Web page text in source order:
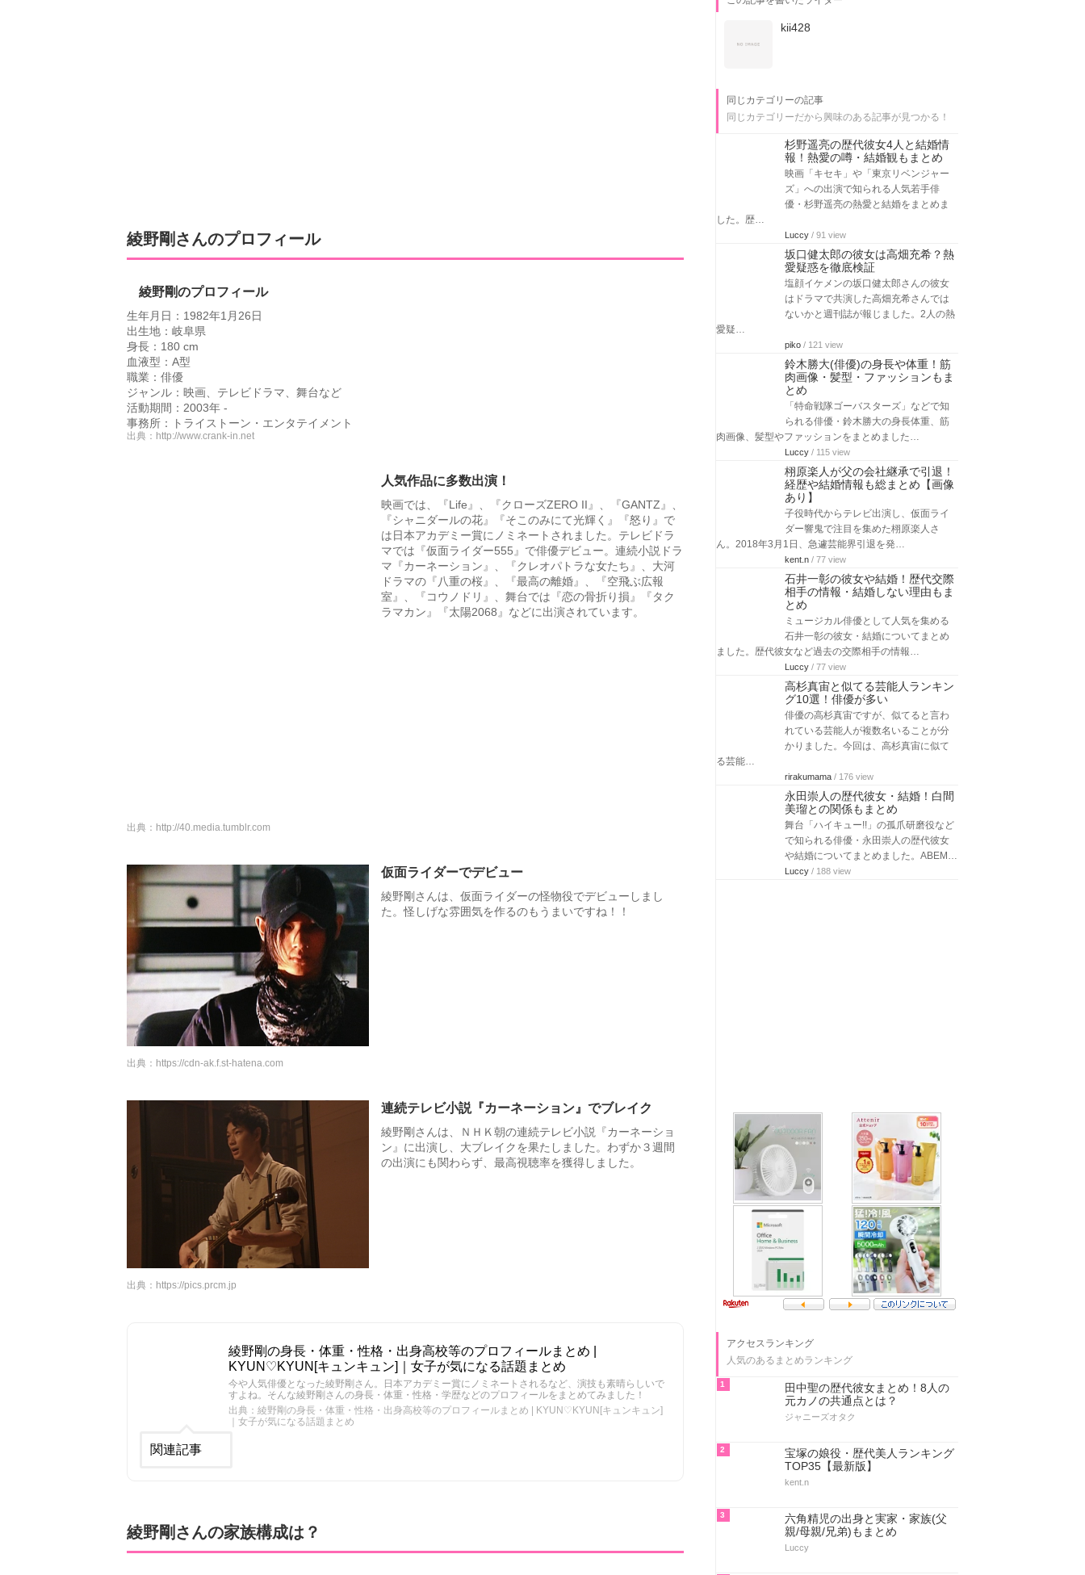
綾野剛さんのプロフィール
綾野剛のプロフィール
生年月日：1982年1月26日
出生地：岐阜県
身長：180 cm
血液型：A型
職業：俳優
ジャンル：映画、テレビドラマ、舞台など
活動期間：2003年 -
事務所：トライストーン・エンタテイメント
出典： http://www.crank-in.net
人気作品に多数出演！
映画では、『Life』、『クローズZERO II』、『GANTZ』、
『シャニダールの花』『そこのみにて光輝く』『怒り』で
は日本アカデミー賞にノミネートされました。テレビドラ
マでは『仮面ライダー555』で俳優デビュー。連続小説ドラ
マ『カーネーション』、『クレオパトラな女たち』、大河
ドラマの『八重の桜』、『最高の離婚』、『空飛ぶ広報
室』、『コウノドリ』、舞台では『恋の骨折り損』『タク
ラマカン』『太陽2068』などに出演されています。
出典： http://40.media.tumblr.com
仮面ライダーでデビュー
綾野剛さんは、仮面ライダーの怪物役でデビューしまし
た。怪しげな雰囲気を作るのもうまいですね！！
出典： https://cdn-ak.f.st-hatena.com
連続テレビ小説『カーネーション』でブレイク
綾野剛さんは、ＮＨＫ朝の連続テレビ小説『カーネーショ
ン』に出演し、大ブレイクを果たしました。わずか３週間
の出演にも関わらず、最高視聴率を獲得しました。
出典： https://pics.prcm.jp
綾野剛の身長・体重・性格・出身高校等のプロフィールまとめ |
KYUN♡KYUN[キュンキュン]｜女子が気になる話題まとめ
今や人気俳優となった綾野剛さん。日本アカデミー賞にノミネートされるなど、演技も素晴らしいで
すよね。そんな綾野剛さんの身長・体重・性格・学歴などのプロフィールをまとめてみました！
出典：綾野剛の身長・体重・性格・出身高校等のプロフィールまとめ | KYUN♡KYUN[キュンキュン]
｜女子が気になる話題まとめ
関連記事
綾野剛さんの家族構成は？
kii428
同じカテゴリーの記事
同じカテゴリーだから興味のある記事が見つかる！
杉野遥亮の歴代彼女4人と結婚情
報！熱愛の噂・結婚観もまとめ
映画「キセキ」や「東京リベンジャー
ズ」への出演で知られる人気若手俳
優・杉野遥亮の熱愛と結婚をまとめま
した。歴…
Luccy / 91 view
坂口健太郎の彼女は高畑充希？熱
愛疑惑を徹底検証
塩顔イケメンの坂口健太郎さんの彼女
はドラマで共演した高畑充希さんでは
ないかと週刊誌が報じました。2人の熱
愛疑…
piko / 121 view
鈴木勝大(俳優)の身長や体重！筋
肉画像・髪型・ファッションもま
とめ
「特命戦隊ゴーバスターズ」などで知
られる俳優・鈴木勝大の身長体重、筋
肉画像、髪型やファッションをまとめました…
Luccy / 115 view
栩原楽人が父の会社継承で引退！
経歴や結婚情報も総まとめ【画像
あり】
子役時代からテレビ出演し、仮面ライ
ダー響鬼で注目を集めた栩原楽人さ
ん。2018年3月1日、急遽芸能界引退を発…
kent.n / 77 view
石井一彰の彼女や結婚！歴代交際
相手の情報・結婚しない理由もま
とめ
ミュージカル俳優として人気を集める
石井一彰の彼女・結婚についてまとめ
ました。歴代彼女など過去の交際相手の情報…
Luccy / 77 view
高杉真宙と似てる芸能人ランキン
グ10選！俳優が多い
俳優の高杉真宙ですが、似てると言わ
れている芸能人が複数名いることが分
かりました。今回は、高杉真宙に似て
る芸能…
rirakumama / 176 view
永田崇人の歴代彼女・結婚！白間
美瑠との関係もまとめ
舞台「ハイキュー!!」の孤爪研磨役など
で知られる俳優・永田崇人の歴代彼女
や結婚についてまとめました。ABEM…
Luccy / 188 view
アクセスランキング
人気のあるまとめランキング
1
田中聖の歴代彼女まとめ！8人の
元カノの共通点とは？
ジャニーズオタク
2
宝塚の娘役・歴代美人ランキング
TOP35【最新版】
kent.n
3
六角精児の出身と実家・家族(父
親/母親/兄弟)もまとめ
Luccy